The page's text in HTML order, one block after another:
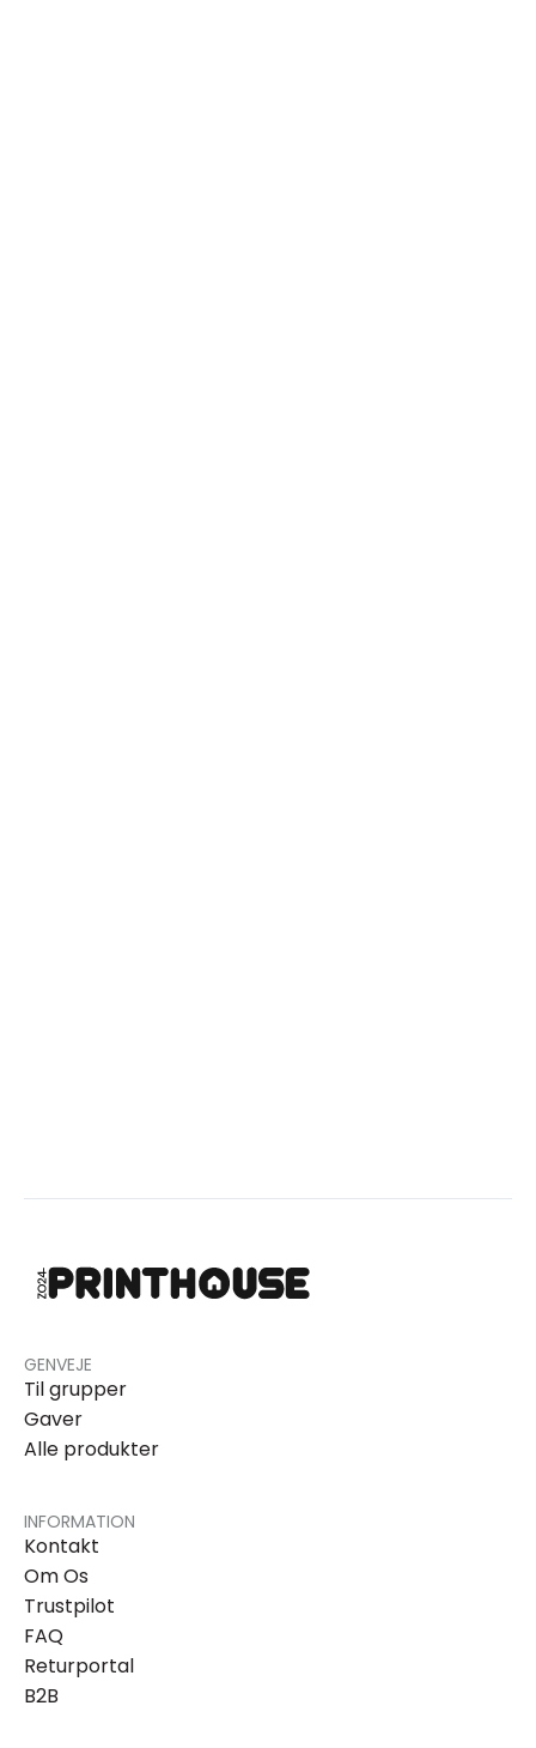
GENVEJE
Til grupper
Gaver
Alle produkter
INFORMATION
Kontakt
Om Os
Trustpilot
FAQ
Returportal
B2B